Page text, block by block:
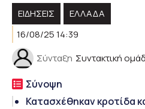
ΕΙΔΗΣΕΙΣ
ΕΛΛΑΔΑ
16/08/25 14:39
Σύνταξη Συντακτική
Σύνοψη
Κατασχέθηκαν κροτίδα